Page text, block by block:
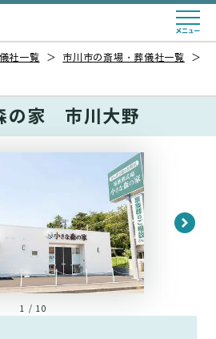
社一覧 ＞ 市川市の斎場・葬儀社一覧
＞
の家 市川大野
1 / 10